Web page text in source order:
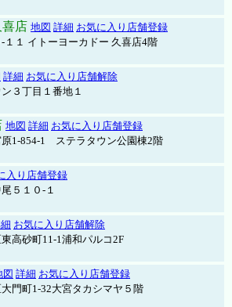
店 地図 詳細 お気に入り店舗登録
１１ イトーヨーカドー 久喜店4階
詳細 お気に入り店舗解除
３丁目１番地１
地図 詳細 お気に入り店舗登録
1-854-1 ステラタウン公園棟2階
入り店舗登録
５１０-１
お気に入り店舗解除
高砂町11-1浦和パルコ2F
図 詳細 お気に入り店舗登録
門町1-32大宮タカシマヤ５階